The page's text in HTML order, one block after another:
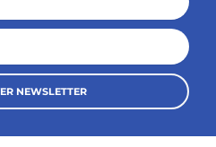
NEWSLETTER